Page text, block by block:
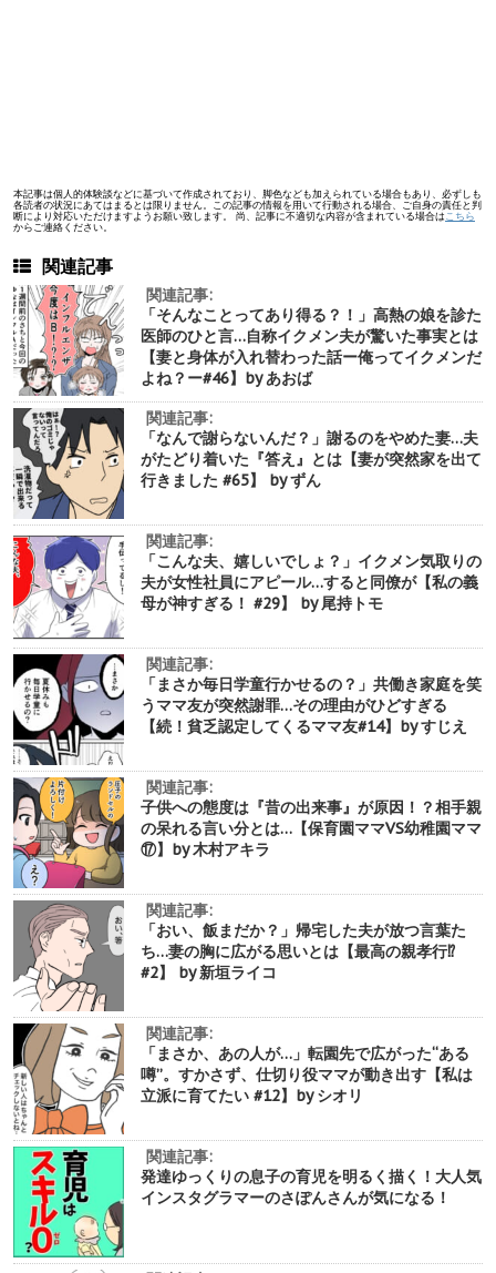
本記事は個人的体験談などに基づいて作成されており、脚色なども加えられている場合もあり、必ずしも
各読者の状況にあてはまるとは限りません。この記事の情報を用いて行動される場合、ご自身の責任と判
断により対応いただけますようお願い致します。 尚、記事に不適切な内容が含まれている場合はこちら
からご連絡ください。
関連記事
関連記事:
「そんなことってあり得る？！」高熱の娘を診た
医師のひと言…自称イクメン夫が驚いた事実とは
【妻と身体が入れ替わった話ー俺ってイクメンだ
よね？ー#46】by あおば
関連記事:
「なんで謝らないんだ？」謝るのをやめた妻…夫
がたどり着いた『答え』とは【妻が突然家を出て
行きました #65】 by ずん
関連記事:
「こんな夫、嬉しいでしょ？」イクメン気取りの
夫が女性社員にアピール…すると同僚が【私の義
母が神すぎる！ #29】 by 尾持トモ
関連記事:
「まさか毎日学童行かせるの？」共働き家庭を笑
うママ友が突然謝罪…その理由がひどすぎる
【続！貧乏認定してくるママ友#14】by すじえ
関連記事:
子供への態度は『昔の出来事』が原因！？相手親
の呆れる言い分とは…【保育園ママVS幼稚園ママ
⑰】by 木村アキラ
関連記事:
「おい、飯まだか？」帰宅した夫が放つ言葉た
ち…妻の胸に広がる思いとは【最高の親孝行⁉︎
#2】 by 新垣ライコ
関連記事:
「まさか、あの人が…」転園先で広がった“ある
噂”。すかさず、仕切り役ママが動き出す【私は
立派に育てたい #12】by シオリ
関連記事:
発達ゆっくりの息子の育児を明るく描く！大人気
インスタグラマーのさぽんさんが気になる！